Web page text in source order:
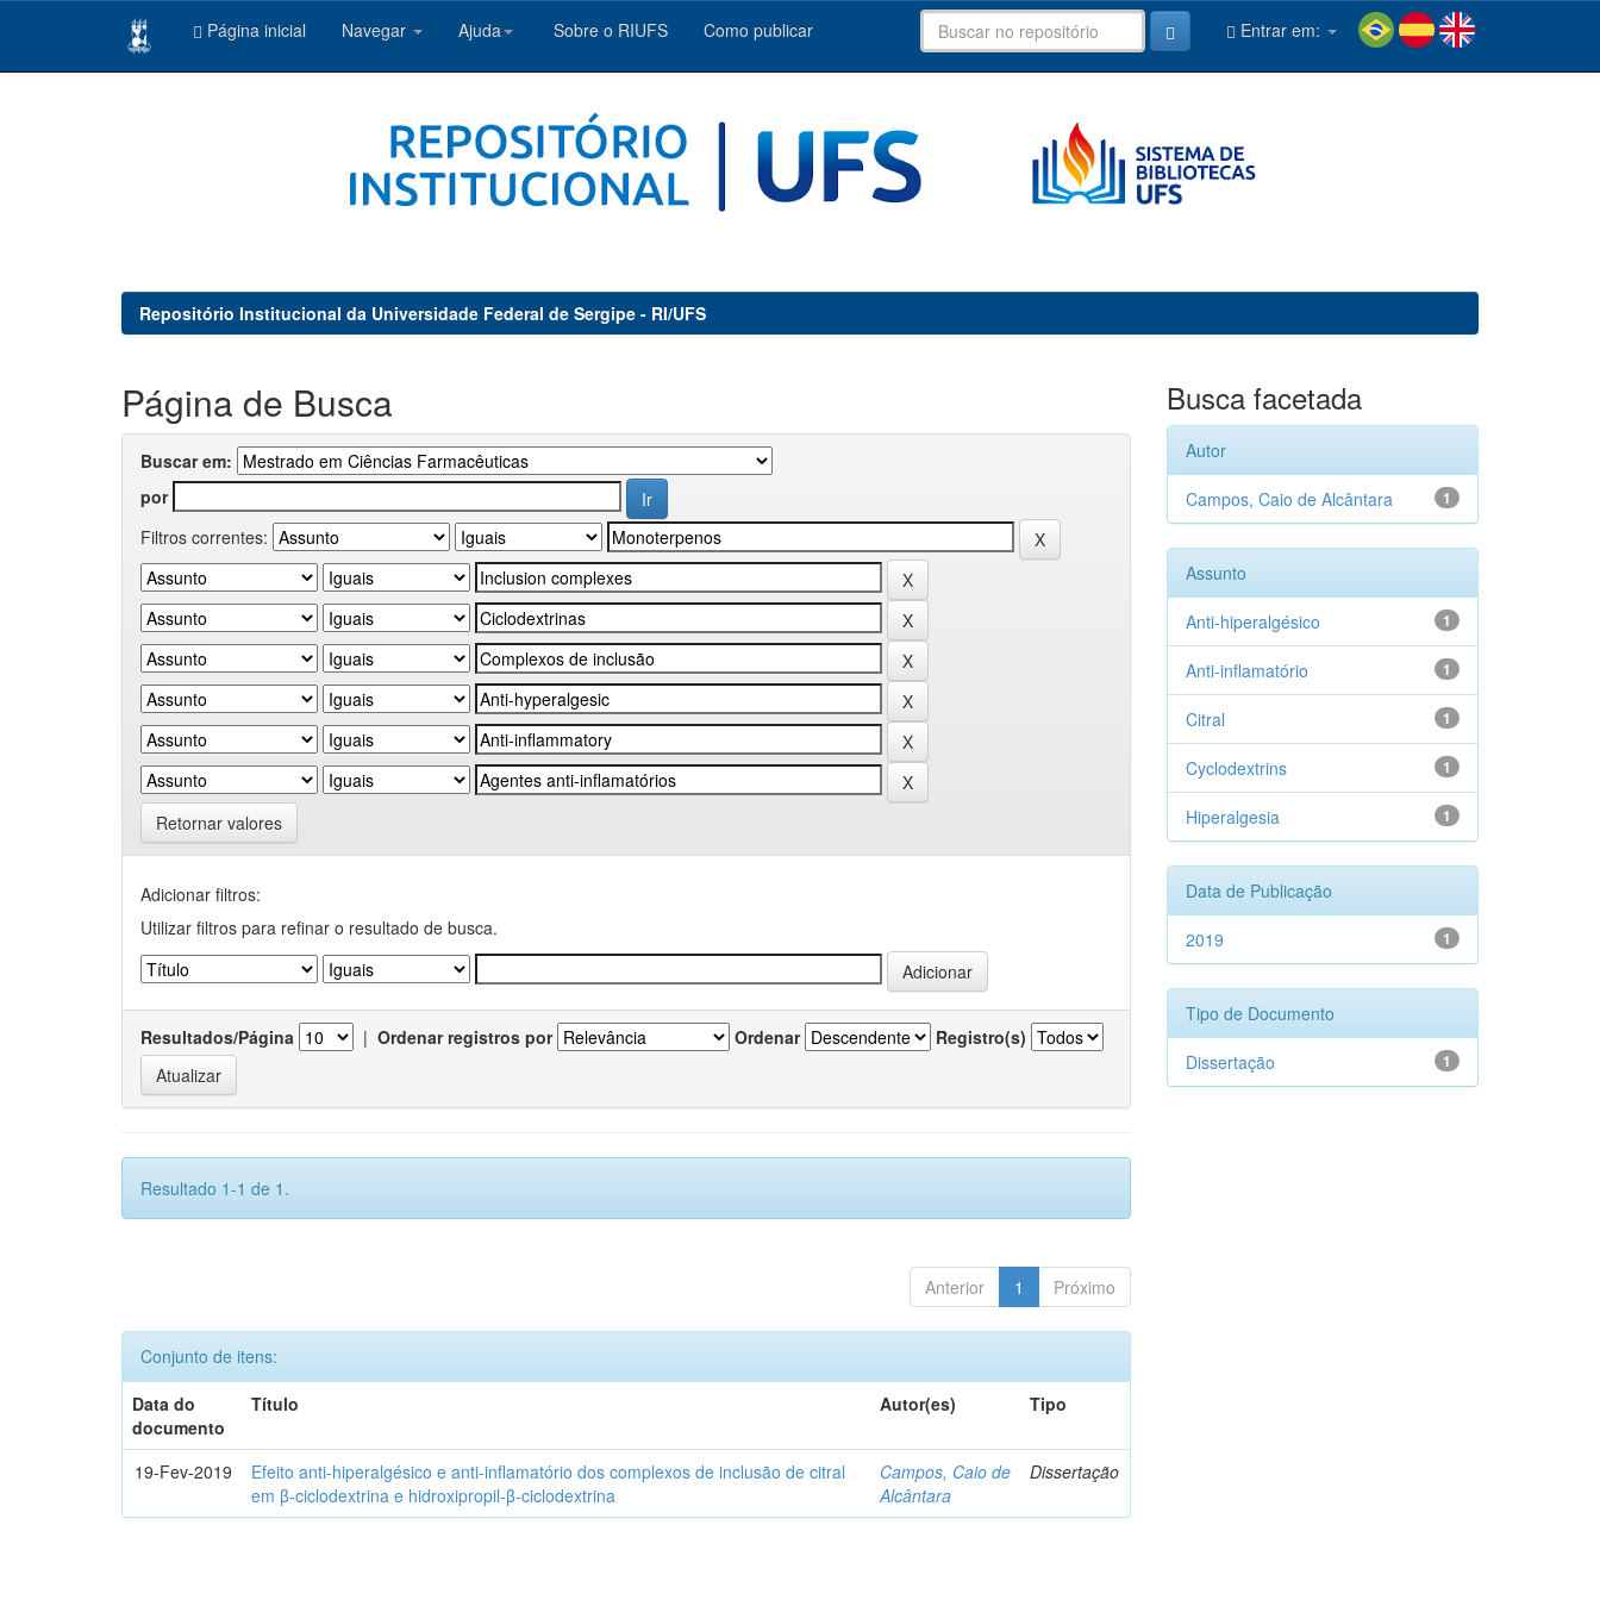
Página inicial Navegar Ajuda Sobre o RIUFS Como publicar Entrar em:
Repositório Institucional da Universidade Federal de Sergipe - RI/UFS
Página de Busca
Buscar em:
por
Filtros correntes:
Retornar valores
Adicionar filtros:
Utilizar filtros para refinar o resultado de busca.
Resultados/Página | Ordenar registros por Ordenar Registro(s)
Resultado 1-1 de 1.
Anterior 1 Próximo
Conjunto de itens:
Data do
documento
Título Autor(es) Tipo
19-Fev-2019
Efeito anti-hiperalgésico e anti-inflamatório dos complexos de inclusão de citral
em β-ciclodextrina e hidroxipropil-β-ciclodextrina
Campos, Caio de
Alcântara
Dissertação
Busca facetada
Autor
1
Campos, Caio de Alcântara
Assunto
1
Anti-hiperalgésico
1
Anti-inflamatório
1
Citral
1
Cyclodextrins
1
Hiperalgesia
Data de Publicação
1
2019
Tipo de Documento
1
Dissertação